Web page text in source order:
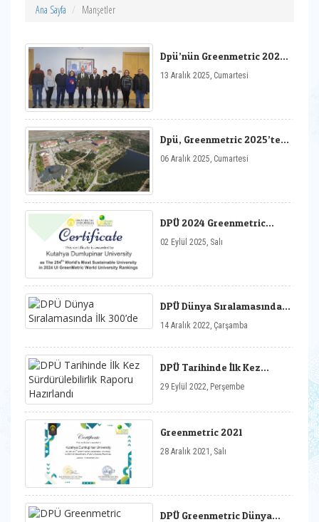
Ana Sayfa Manşetler
Dpü’nün Greenmetric 2025
Değerlendirildi
13 Aralık 2025, Cumartesi
Dpü, Greenmetric 2025’te
Sırada
06 Aralık 2025, Cumartesi
DPÜ 2024 Greenmetric
Yükselişini Sürdürdü
02 Eylül 2025, Salı
DPÜ Dünya Sıralamasında
14 Aralık 2022, Çarşamba
DPÜ Tarihinde İlk Kez
Hazırlandı
29 Eylül 2022, Perşembe
Greenmetric 2021
28 Aralık 2021, Salı
DPÜ Greenmetric Dünya